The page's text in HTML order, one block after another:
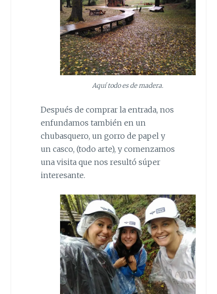
Aquí todo es de madera.
Después de comprar la entrada, nos
enfundamos también en un
chubasquero, un gorro de papel y
un casco, (todo arte), y comenzamos
una visita que nos resultó súper
interesante.